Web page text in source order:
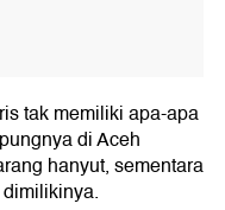
tak memiliki apa-apa
di Aceh
hanyut, sementara